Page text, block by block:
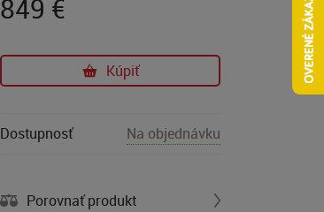
849 €
Kúpiť
Dostupnosť Na objednávku
Porovnať produkt